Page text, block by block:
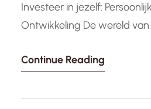
Investeer in jezelf:
Ontwikkeling De wereld
voortdurend te blijven
professionele ontwikkeling
Continue Reading